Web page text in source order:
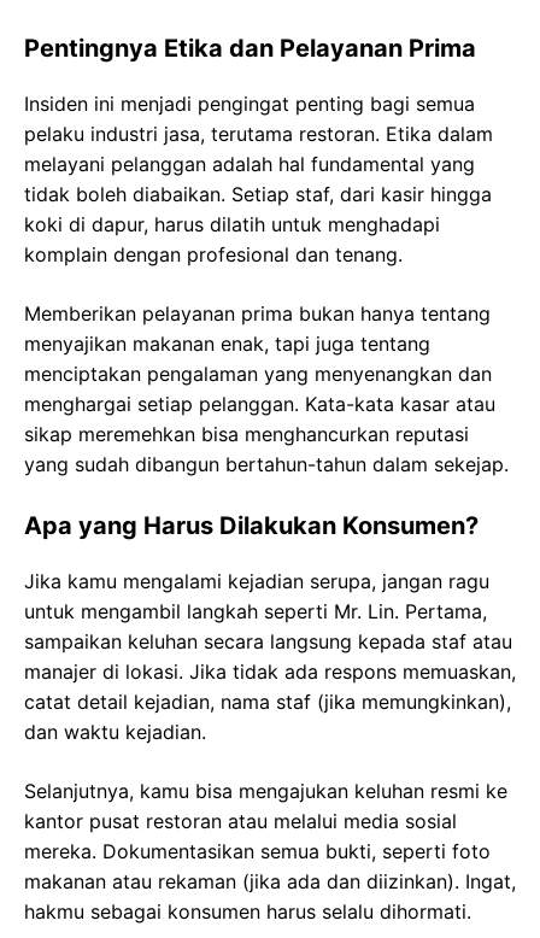
Pentingnya Etika dan Pelayanan Prima
Insiden ini menjadi pengingat penting bagi semua
pelaku industri jasa, terutama restoran. Etika dalam
melayani pelanggan adalah hal fundamental yang
tidak boleh diabaikan. Setiap staf, dari kasir hingga
koki di dapur, harus dilatih untuk menghadapi
komplain dengan profesional dan tenang.
Memberikan pelayanan prima bukan hanya tentang
menyajikan makanan enak, tapi juga tentang
menciptakan pengalaman yang menyenangkan dan
menghargai setiap pelanggan. Kata-kata kasar atau
sikap meremehkan bisa menghancurkan reputasi
yang sudah dibangun bertahun-tahun dalam sekejap.
Apa yang Harus Dilakukan Konsumen?
Jika kamu mengalami kejadian serupa, jangan ragu
untuk mengambil langkah seperti Mr. Lin. Pertama,
sampaikan keluhan secara langsung kepada staf atau
manajer di lokasi. Jika tidak ada respons memuaskan,
catat detail kejadian, nama staf (jika memungkinkan),
dan waktu kejadian.
Selanjutnya, kamu bisa mengajukan keluhan resmi ke
kantor pusat restoran atau melalui media sosial
mereka. Dokumentasikan semua bukti, seperti foto
makanan atau rekaman (jika ada dan diizinkan). Ingat,
hakmu sebagai konsumen harus selalu dihormati.